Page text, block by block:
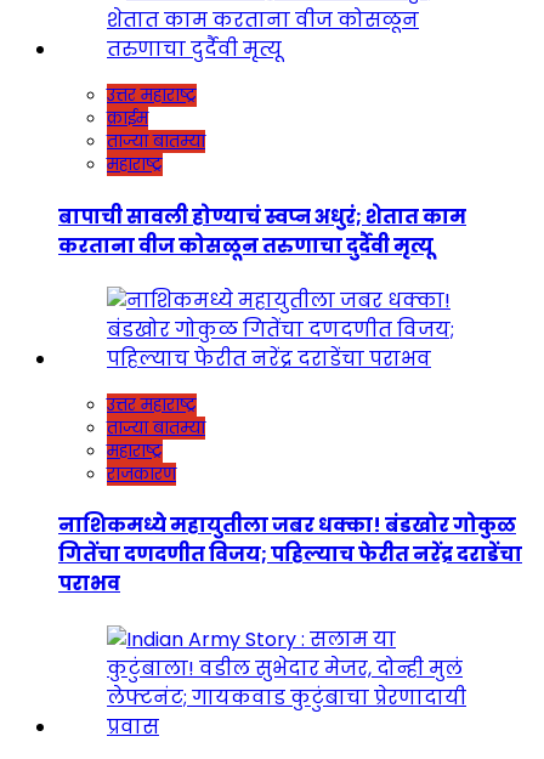
उत्तर महाराष्ट्र
क्राईम
ताज्या बातम्या
महाराष्ट्र
बापाची सावली होण्याचं स्वप्न अधुरं; शेतात काम
करताना वीज कोसळून तरुणाचा दुर्दैवी मृत्यू
उत्तर महाराष्ट्र
ताज्या बातम्या
महाराष्ट्र
राजकारण
नाशिकमध्ये महायुतीला जबर धक्का! बंडखोर गोकुळ
गितेंचा दणदणीत विजय; पहिल्याच फेरीत नरेंद्र दराडेंचा
पराभव